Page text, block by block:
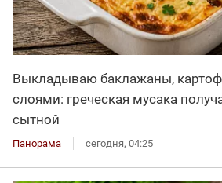
Выкладываю баклажаны,
слоями: греческая мусака
сытной
Панорама сегодня, 04:25